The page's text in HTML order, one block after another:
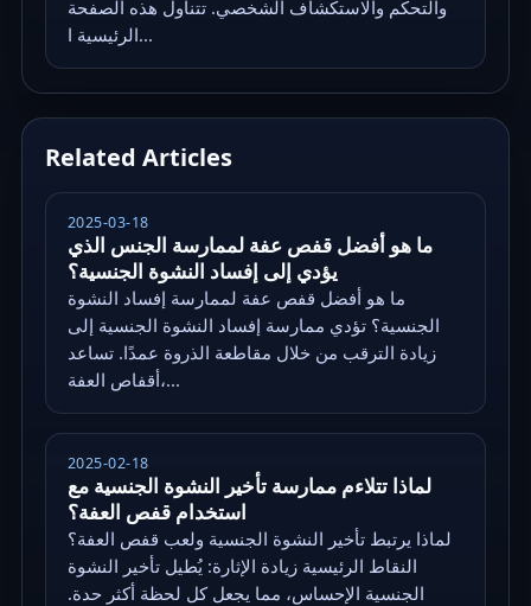
والتحكم والاستكشاف الشخصي. تتناول هذه الصفحة
الرئيسية ا...
Related Articles
2025-03-18
ما هو أفضل قفص عفة لممارسة الجنس الذي
يؤدي إلى إفساد النشوة الجنسية؟
ما هو أفضل قفص عفة لممارسة إفساد النشوة
الجنسية؟ تؤدي ممارسة إفساد النشوة الجنسية إلى
زيادة الترقب من خلال مقاطعة الذروة عمدًا. تساعد
أقفاص العفة،...
2025-02-18
لماذا تتلاءم ممارسة تأخير النشوة الجنسية مع
استخدام قفص العفة؟
لماذا يرتبط تأخير النشوة الجنسية ولعب قفص العفة؟
النقاط الرئيسية زيادة الإثارة: يُطيل تأخير النشوة
الجنسية الإحساس، مما يجعل كل لحظة أكثر حدة.